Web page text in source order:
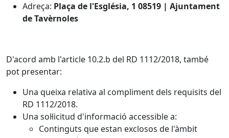
Adreça: Plaça de l'Església, 1 08519 | Ajuntament
de Tavèrnoles
D'acord amb l'article 10.2.b del RD 1112/2018, també
pot presentar:
Una queixa relativa al compliment dels requisits del
RD 1112/2018.
Una sol·licitud d'informació accessible a:
Continguts que estan exclosos de l'àmbit